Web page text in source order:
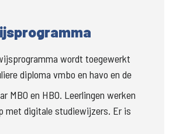
wordt toegewerkt
diploma vmbo en havo en de
MBO en HBO. Leerlingen werken
met digitale studiewijzers. Er is